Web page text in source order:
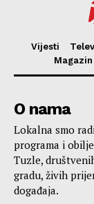
Vijesti
Magazin
O nama
Lokalna smo
programa i
Tuzle,
gradu, živih
događaja.